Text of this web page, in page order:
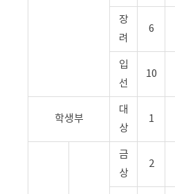
장
려
6
입
선
10
학생부
대
상
1
금
상
2